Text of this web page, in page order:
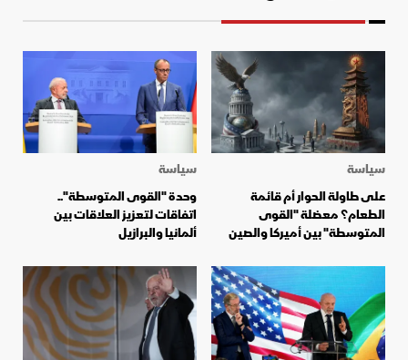
سياسة
على طاولة الحوار أم قائمة
الطعام؟ معضلة "القوى
المتوسطة" بين أميركا والصين
سياسة
وحدة "القوى المتوسطة"..
اتفاقات لتعزيز العلاقات بين
ألمانيا والبرازيل